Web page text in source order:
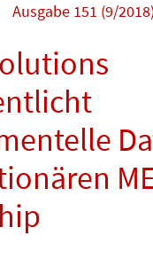
Ausgabe 151 (9/2018)